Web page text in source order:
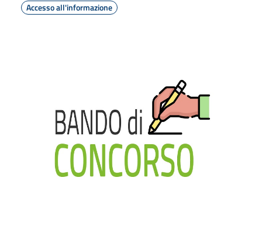
Accesso all'informazione